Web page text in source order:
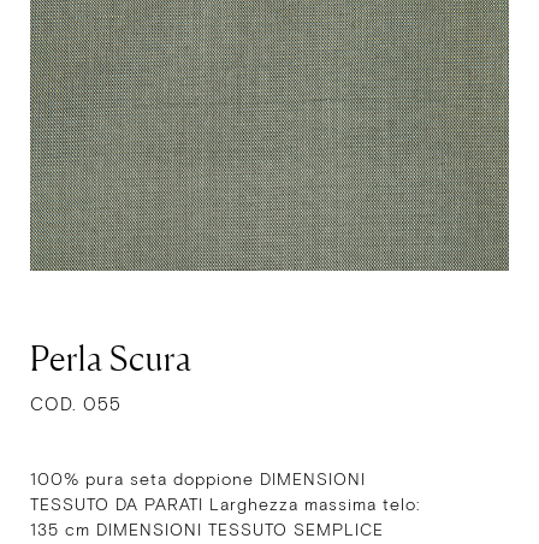
Perla Scura
COD. 055
100% pura seta doppione DIMENSIONI
TESSUTO DA PARATI Larghezza massima telo:
135 cm DIMENSIONI TESSUTO SEMPLICE